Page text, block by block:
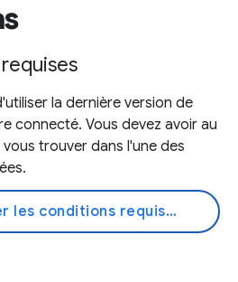
la dernière version de
connecté. Vous devez avoir au
vous trouver dans l'une des
Consulter les conditions requises